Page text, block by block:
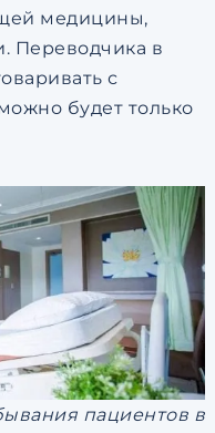
медицины,
Переводчика в
с
будет только
пациентов в